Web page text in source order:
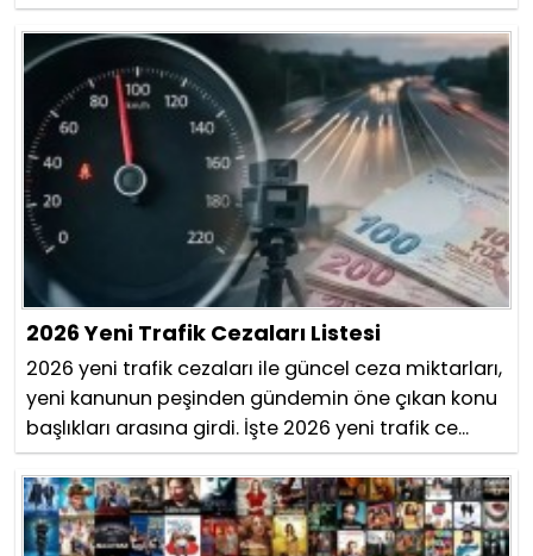
2026 Yeni Trafik Cezaları Listesi
2026 yeni trafik cezaları ile güncel ceza miktarları,
yeni kanunun peşinden gündemin öne çıkan konu
başlıkları arasına girdi. İşte 2026 yeni trafik ce...